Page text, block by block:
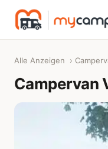
Alle Anzeigen ›
Campervan